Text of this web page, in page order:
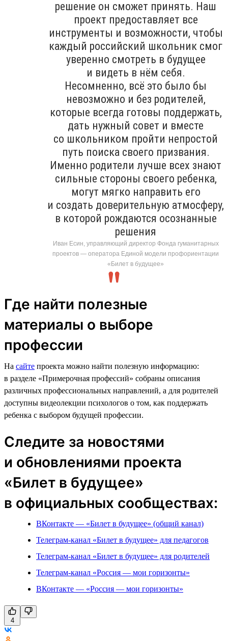
решение он сможет принять. Наш
проект предоставляет все
инструменты и возможности, чтобы
каждый российский школьник смог
уверенно смотреть в будущее
и видеть в нём себя.
Несомненно, всё это было бы
невозможно и без родителей,
которые всегда готовы поддержать,
дать нужный совет и вместе
со школьником пройти непростой
путь поиска своего призвания.
Именно родители лучше всех знают
сильные стороны своего ребенка,
могут мягко направить его
и создать доверительную атмосферу,
в которой рождаются осознанные
решения
Иван Есин, управляющий директор Фонда гуманитарных
проектов — оператора Единой модели профориентации
«Билет в будущее»
Где найти полезные
материалы о выборе
профессии
На сайте проекта можно найти полезную информацию:
в разделе «Примерочная профессий» собраны описания
различных профессиональных направлений, а для родителей
доступны видеолекции психологов о том, как поддержать
ребенка с выбором будущей профессии.
Следите за новостями
и обновлениями проекта
«Билет в будущее»
в официальных сообществах:
ВКонтакте — «Билет в будущее» (общий канал)
Телеграм-канал «Билет в будущее» для педагогов
Телеграм-канал «Билет в будущее» для родителей
Телеграм-канал «Россия — мои горизонты»
ВКонтакте — «Россия — мои горизонты»
4